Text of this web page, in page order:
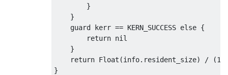
}
}
    guard kerr
== KERN_SUCCESS else {
return nil
}
return Float (info. resident_size) / (
}